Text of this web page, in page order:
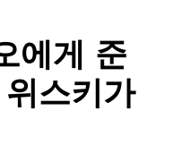
에게 준
스키가